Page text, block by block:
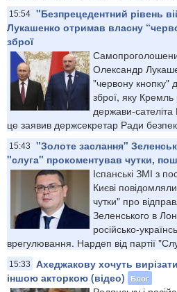
15:54 "Безпрецедентний рівень
Лукашенко отримав власну
зброї
Олександр
"червону кнопку"
зброї, яку Кремль
держави-сателіта
це заявив держсекретар Ради
15:43
"Золоте заслання"
"слуга" прокоментував чутки,
Іспанські ЗМІ з
Києві
чутки" про
Зеленського в
російсько-
врегулювання. Нардеп від партії
15:33
Ахеджакову хочуть вирізати
іншою акторкою (відео)
Блог